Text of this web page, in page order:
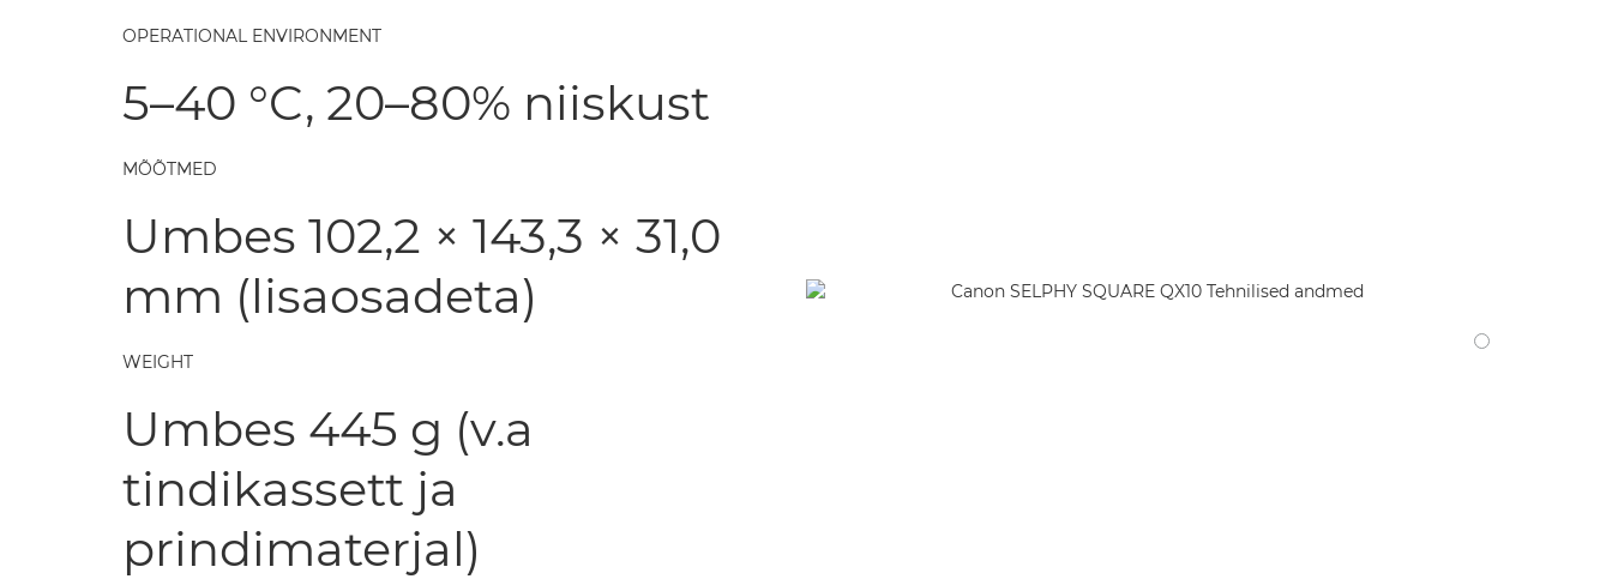
OPERATIONAL ENVIRONMENT
5–40 °C, 20–80% niiskust
MÕÕTMED
Umbes 102,2 × 143,3 × 31,0
mm (lisaosadeta)
WEIGHT
Umbes 445 g (v.a
tindikassett ja
prindimaterjal)